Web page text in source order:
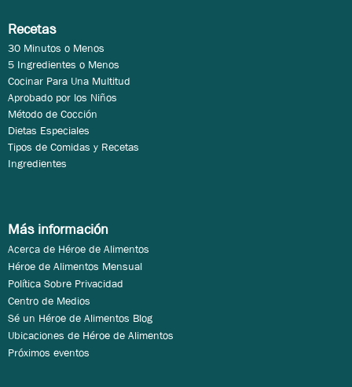
Recetas
30 Minutos o Menos
5 Ingredientes o Menos
Cocinar Para Una Multitud
Aprobado por los Niños
Método de Cocción
Dietas Especiales
Tipos de Comidas y Recetas
Ingredientes
Más información
Acerca de Héroe de Alimentos
Héroe de Alimentos Mensual
Política Sobre Privacidad
Centro de Medios
Sé un Héroe de Alimentos Blog
Ubicaciones de Héroe de Alimentos
Próximos eventos